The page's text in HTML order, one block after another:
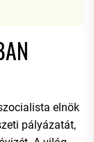
elnök
pályázatát,